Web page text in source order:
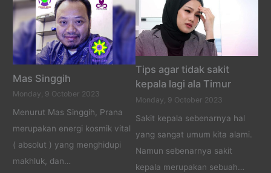
Mas Singgih
Monday, 9 October 2023
Menurut Mas Singgih, Prana
merupakan energi kosmik vital
( absolut ) yang menghidupi
makhluk, dan…
Tips agar tidak sakit
kepala lagi ala Timur
Monday, 9 October 2023
Sakit kepala sebenarnya hal
yang sangat umum kita alami.
Namun sebenarnya sakit
kepala merupakan sebuah…